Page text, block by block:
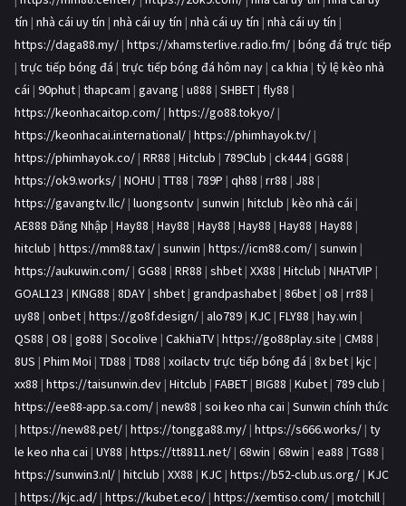
tín | nhà cái uy tín | nhà cái uy tín | nhà cái uy tín | nhà cái uy tín |
https://daga88.my/ | https://xhamsterlive.radio.fm/ | bóng đá trực tiếp
| trực tiếp bóng đá | trực tiếp bóng đá hôm nay | ca khia | tỷ lệ kèo nhà
cái | 90phut | thapcam | gavang | u888 | SHBET | fly88 |
https://keonhacaitop.com/ | https://go88.tokyo/ |
https://keonhacai.international/ | https://phimhayok.tv/ |
https://phimhayok.co/ | RR88 | Hitclub | 789Club | ck444| GG88 |
https://ok9.works/ | NOHU | TT88 | 789P | qh88 | rr88 | J88 |
https://gavangtv.llc/ | luongsontv | sunwin | hitclub | kèo nhà cái |
AE888 Đăng Nhập | Hay88 | Hay88 | Hay88 | Hay88 | Hay88 | Hay88 |
hitclub | https://mm88.tax/ | sunwin | https://icm88.com/ | sunwin |
https://aukuwin.com/ | GG88 | RR88 | shbet | XX88 | Hitclub | NHATVIP |
GOAL123 | KING88 | 8DAY | shbet | grandpashabet | 86bet | o8 | rr88 |
uy88 | onbet | https://go8f.design/ | alo789 | KJC | FLY88 | hay.win |
QS88 | O8 | go88 | Socolive | CakhiaTV | https://go88play.site | CM88 |
8US | Phim Moi | TD88 | TD88 | xoilactv trực tiếp bóng đá | 8x bet | kjc |
xx88 | https://taisunwin.dev | Hitclub | FABET | BIG88 | Kubet | 789 club |
https://ee88-app.sa.com/ | new88 | soi keo nha cai | Sunwin chính thức
| https://new88.pet/ | https://tongga88.my/ | https://s666.works/ | ty
le keo nha cai | UY88 | https://tt8811.net/ | 68win | 68win | ea88 | TG88 |
https://sunwin3.nl/ | hitclub | XX88 | KJC | https://b52-club.us.org/ | KJC
| https://kjc.ad/ | https://kubet.eco/ | https://xemtiso.com/ | motchill |